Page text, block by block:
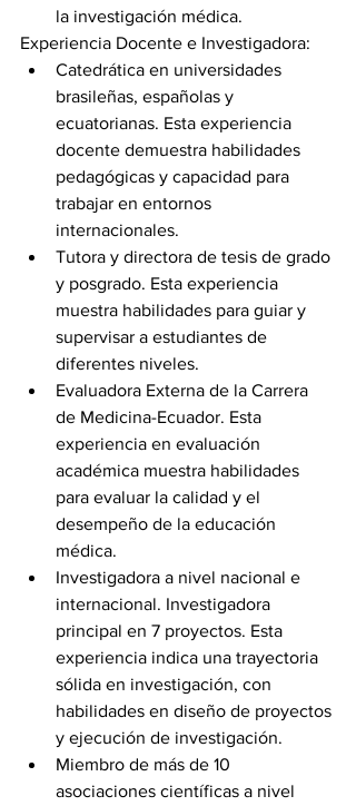
la investigación médica.
Experiencia Docente e Investigadora:
Catedrática en universidades
brasileñas, españolas y
ecuatorianas. Esta experiencia
docente demuestra habilidades
pedagógicas y capacidad para
trabajar en entornos
internacionales.
Tutora y directora de tesis de grado
y posgrado. Esta experiencia
muestra habilidades para guiar y
supervisar a estudiantes de
diferentes niveles.
Evaluadora Externa de la Carrera
de Medicina-Ecuador. Esta
experiencia en evaluación
académica muestra habilidades
para evaluar la calidad y el
desempeño de la educación
médica.
Investigadora a nivel nacional e
internacional. Investigadora
principal en 7 proyectos. Esta
experiencia indica una trayectoria
sólida en investigación, con
habilidades en diseño de proyectos
y ejecución de investigación.
Miembro de más de 10
asociaciones científicas a nivel